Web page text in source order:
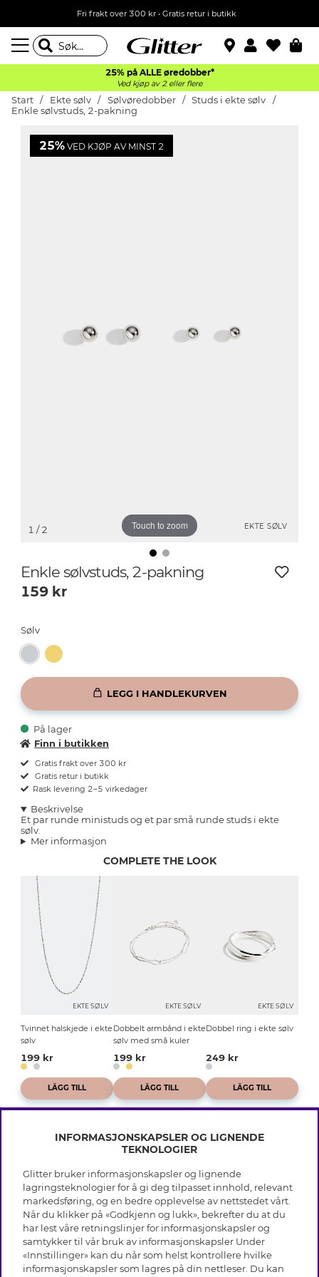
Fri frakt over 300 kr • Gratis retur i butikk
25% på ALLE øredobber*
Ved kjøp av 2 eller flere
Start Ekte sølv Sølvøredobber
Studs i ekte sølv
Enkle sølvstuds, 2-pakning
25% VED KJØP AV MINST 2
EKTE SØLV
Touch to zoom
1 / 2
Enkle sølvstuds, 2-pakning
159 kr
Sølv
LEGG I HANDLEKURVEN
På lager
Finn i butikken
Gratis frakt over 300 kr
Gratis retur i butikk
Rask levering 2–5 virkedager
Beskrivelse
Et par runde ministuds og et par små runde studs i ekte
sølv.
Mer informasjon
COMPLETE THE LOOK
EKTE SØLV
Tvinnet halskjede i ekte
sølv
199 kr
LÄGG TILL
EKTE SØLV
Dobbelt armbånd i ekte
sølv med små kuler
199 kr
LÄGG TILL
EKTE SØLV
Dobbel ring i ekte sølv
249 kr
LÄGG TILL
INFO
Vilkår
Personvern
Cookies
Medlemsvilkår
Jobb hos Glitter
OM GLITTER
Black Friday
Våre butikker
HJELP
INFORMASJONSKAPSLER OG LIGNENDE
TEKNOLOGIER
Glitter bruker informasjonskapsler og lignende
lagringsteknologier for å gi deg tilpasset innhold, relevant
markedsføring, og en bedre opplevelse av nettstedet vårt.
Når du klikker på «Godkjenn og lukk», bekrefter du at du
har lest våre retningslinjer for informasjonskapsler og
samtykker til vår bruk av informasjonskapsler Under
«Innstillinger» kan du når som helst kontrollere hvilke
informasjonskapsler som lagres på din nettleser. Du kan